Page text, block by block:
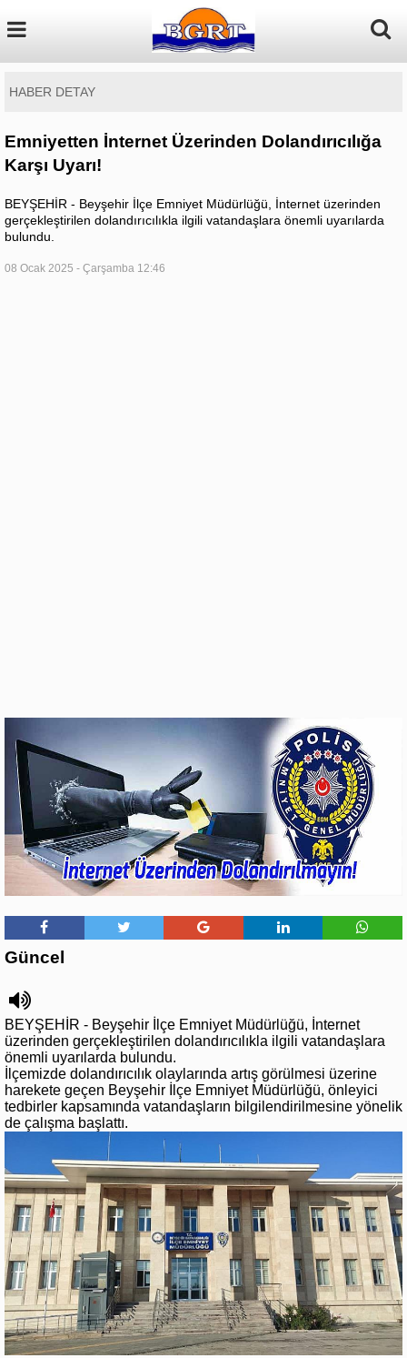
HABER DETAY
Emniyetten İnternet Üzerinden Dolandırıcılığa
Karşı Uyarı!
BEYŞEHİR - Beyşehir İlçe Emniyet Müdürlüğü, İnternet üzerinden
gerçekleştirilen dolandırıcılıkla ilgili vatandaşlara önemli uyarılarda
bulundu.
08 Ocak 2025 - Çarşamba 12:46
Güncel
BEYŞEHİR - Beyşehir İlçe Emniyet Müdürlüğü, İnternet
üzerinden gerçekleştirilen dolandırıcılıkla ilgili vatandaşlara
önemli uyarılarda bulundu.
İlçemizde dolandırıcılık olaylarında artış görülmesi üzerine
harekete geçen Beyşehir İlçe Emniyet Müdürlüğü, önleyici
tedbirler kapsamında vatandaşların bilgilendirilmesine yönelik
de çalışma başlattı.